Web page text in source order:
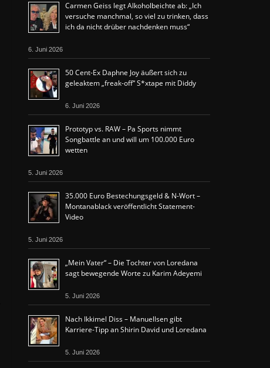
Carmen Geiss legt Alkoholbeichte ab: „Ich
versuche manchmal, so viel zu trinken, dass
ich da nicht drüber nachdenken muss“
6. Juni 2026
50 Cent-Ex Daphne Joy äußert sich zu
geleaktem „freak-off“ S*xtape mit Diddy
6. Juni 2026
Prototyp vs. RAW – Pa Sports nimmt
Songbattle an und will um 100.000 Euro
wetten
5. Juni 2026
35.000 Euro Bestechungsgeld & N-Wort –
Montanablack veröffentlicht Statement-
Video
5. Juni 2026
„Mein Vater“ – Die Tochter von Loredana
sagt bewegende Worte zu Karim Adeyemi
5. Juni 2026
Nach Ikkimel Diss – Manuellsen gibt
Karriere-Tipp an Shirin David und Loredana
5. Juni 2026